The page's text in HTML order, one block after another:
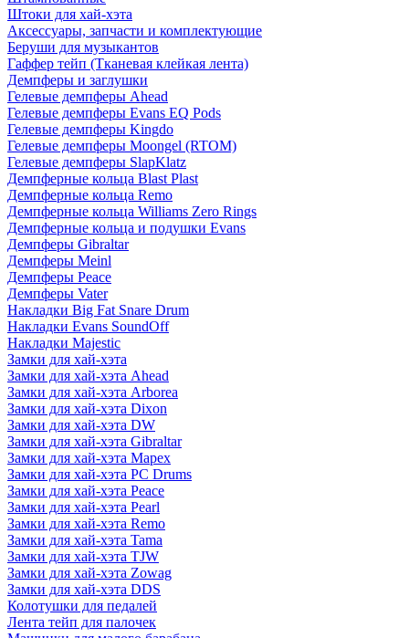
Штоки для хай-хэта
Аксессуары, запчасти и комплектующие
Беруши для музыкантов
Гаффер тейп (Тканевая клейкая лента)
Демпферы и заглушки
Гелевые демпферы Ahead
Гелевые демпферы Evans EQ Pods
Гелевые демпферы Kingdo
Гелевые демпферы Moongel (RTOM)
Гелевые демпферы SlapKlatz
Демпферные кольца Blast Plast
Демпферные кольца Remo
Демпферные кольца Williams Zero Rings
Демпферные кольца и подушки Evans
Демпферы Gibraltar
Демпферы Meinl
Демпферы Peace
Демпферы Vater
Накладки Big Fat Snare Drum
Накладки Evans SoundOff
Накладки Majestic
Замки для хай-хэта
Замки для хай-хэта Ahead
Замки для хай-хэта Arborea
Замки для хай-хэта Dixon
Замки для хай-хэта DW
Замки для хай-хэта Gibraltar
Замки для хай-хэта Mapex
Замки для хай-хэта PC Drums
Замки для хай-хэта Peace
Замки для хай-хэта Pearl
Замки для хай-хэта Remo
Замки для хай-хэта Tama
Замки для хай-хэта TJW
Замки для хай-хэта Zowag
Замки для хай-хэта DDS
Колотушки для педалей
Лента тейп для палочек